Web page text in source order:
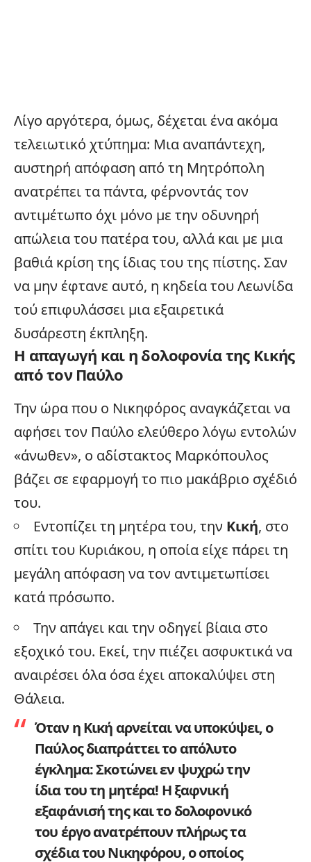
Λίγο αργότερα, όμως, δέχεται ένα ακόμα
τελειωτικό χτύπημα: Μια αναπάντεχη,
αυστηρή απόφαση από τη Μητρόπολη
ανατρέπει τα πάντα, φέρνοντάς τον
αντιμέτωπο όχι μόνο με την οδυνηρή
απώλεια του πατέρα του, αλλά και με μια
βαθιά κρίση της ίδιας του της πίστης. Σαν
να μην έφτανε αυτό, η κηδεία του Λεωνίδα
τού επιφυλάσσει μια εξαιρετικά
δυσάρεστη έκπληξη.
Η απαγωγή και η δολοφονία της Κικής
από τον Παύλο
Την ώρα που ο Νικηφόρος αναγκάζεται να
αφήσει τον Παύλο ελεύθερο λόγω εντολών
«άνωθεν», ο αδίστακτος Μαρκόπουλος
βάζει σε εφαρμογή το πιο μακάβριο σχέδιό
του.
Εντοπίζει τη μητέρα του, την Κική, στο
σπίτι του Κυριάκου, η οποία είχε πάρει τη
μεγάλη απόφαση να τον αντιμετωπίσει
κατά πρόσωπο.
Την απάγει και την οδηγεί βίαια στο
εξοχικό του. Εκεί, την πιέζει ασφυκτικά να
αναιρέσει όλα όσα έχει αποκαλύψει στη
Θάλεια.
Όταν η Κική αρνείται να υποκύψει, ο
Παύλος διαπράττει το απόλυτο
έγκλημα:Σκοτώνει εν ψυχρώ την
ίδια του τη μητέρα! Η ξαφνική
εξαφάνισή της και το δολοφονικό
του έργο ανατρέπουν πλήρως τα
σχέδια του Νικηφόρου, ο οποίος